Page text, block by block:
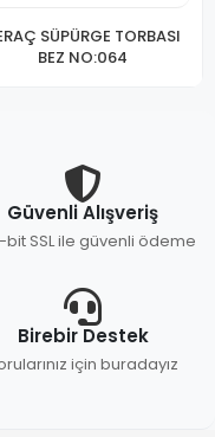
SÜPÜRGE TORBASI
BEZ NO:064
Güvenli Alışveriş
bit SSL ile güvenli ödeme
Birebir Destek
için buradayız